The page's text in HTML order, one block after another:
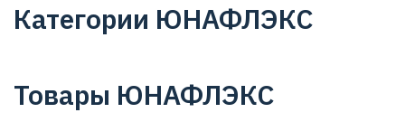
Категории ЮНАФЛЭКС
Товары ЮНАФЛЭКС